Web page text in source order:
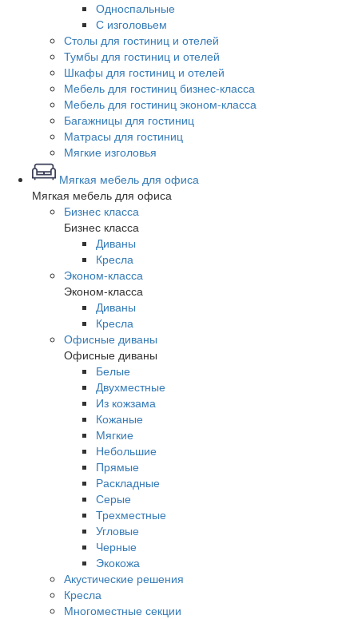
Односпальные
С изголовьем
Столы для гостиниц и отелей
Тумбы для гостиниц и отелей
Шкафы для гостиниц и отелей
Мебель для гостиниц бизнес-класса
Мебель для гостиниц эконом-класса
Багажницы для гостиниц
Матрасы для гостиниц
Мягкие изголовья
Мягкая мебель для офиса
Мягкая мебель для офиса
Бизнес класса
Бизнес класса
Диваны
Кресла
Эконом-класса
Эконом-класса
Диваны
Кресла
Офисные диваны
Офисные диваны
Белые
Двухместные
Из кожзама
Кожаные
Мягкие
Небольшие
Прямые
Раскладные
Серые
Трехместные
Угловые
Черные
Экокожа
Акустические решения
Кресла
Многоместные секции